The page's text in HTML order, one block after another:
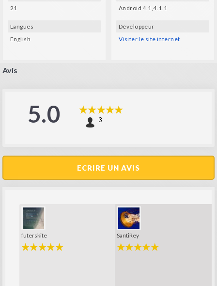
21
Langues
English
Android 4.1,4.1.1
Développeur
Visiter le site internet
Avis
5.0 3
ECRIRE UN AVIS
futerskite SantiRey